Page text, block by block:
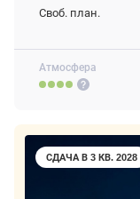
Атмосфера
Своб. план.
СДАЧА В 3 КВ. 2028